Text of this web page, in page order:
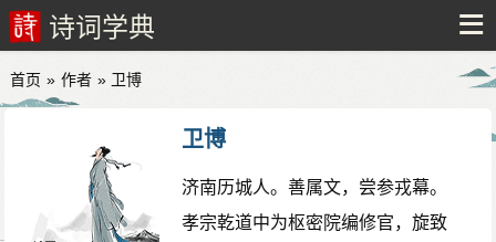
诗词学典
首页 » 作者 » 卫博
卫博
济南历城人。善属文，尝参戎幕。
孝宗乾道中为枢密院编修官，旋致